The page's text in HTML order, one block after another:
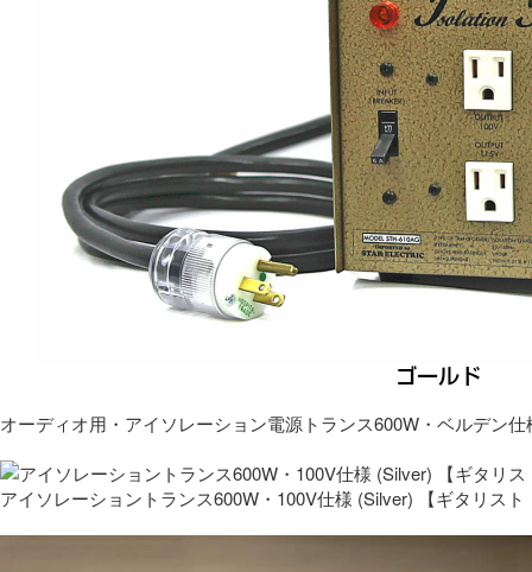
オーディオ用・アイソレーション電源トランス600W・ベルデン仕
アイソレーショントランス600W・100V仕様 (Silver) 【ギタリス